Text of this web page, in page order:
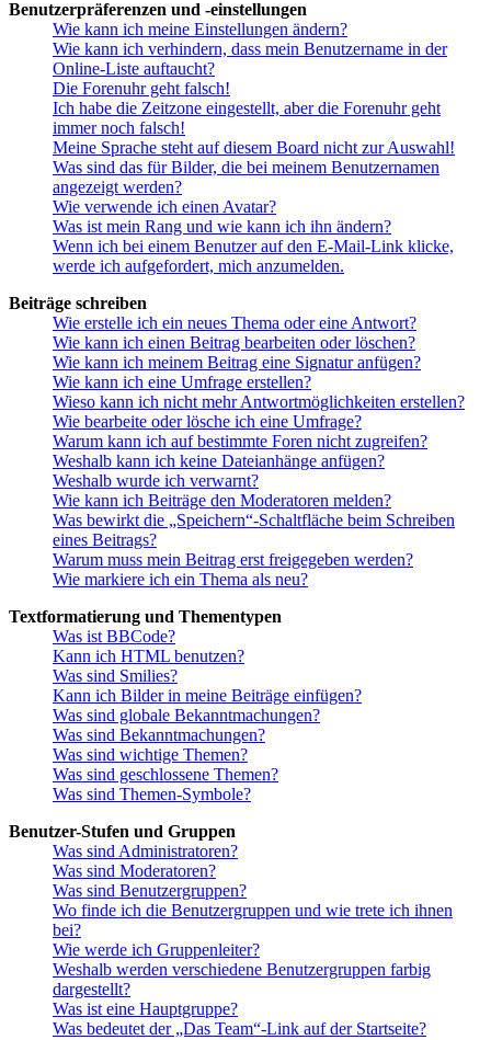
Benutzerpräferenzen und -einstellungen
Wie kann ich meine Einstellungen ändern?
Wie kann ich verhindern, dass mein Benutzername in der
Online-Liste auftaucht?
Die Forenuhr geht falsch!
Ich habe die Zeitzone eingestellt, aber die Forenuhr geht
immer noch falsch!
Meine Sprache steht auf diesem Board nicht zur Auswahl!
Was sind das für Bilder, die bei meinem Benutzernamen
angezeigt werden?
Wie verwende ich einen Avatar?
Was ist mein Rang und wie kann ich ihn ändern?
Wenn ich bei einem Benutzer auf den E-Mail-Link klicke,
werde ich aufgefordert, mich anzumelden.
Beiträge schreiben
Wie erstelle ich ein neues Thema oder eine Antwort?
Wie kann ich einen Beitrag bearbeiten oder löschen?
Wie kann ich meinem Beitrag eine Signatur anfügen?
Wie kann ich eine Umfrage erstellen?
Wieso kann ich nicht mehr Antwortmöglichkeiten erstellen?
Wie bearbeite oder lösche ich eine Umfrage?
Warum kann ich auf bestimmte Foren nicht zugreifen?
Weshalb kann ich keine Dateianhänge anfügen?
Weshalb wurde ich verwarnt?
Wie kann ich Beiträge den Moderatoren melden?
Was bewirkt die „Speichern“-Schaltfläche beim Schreiben
eines Beitrags?
Warum muss mein Beitrag erst freigegeben werden?
Wie markiere ich ein Thema als neu?
Textformatierung und Thementypen
Was ist BBCode?
Kann ich HTML benutzen?
Was sind Smilies?
Kann ich Bilder in meine Beiträge einfügen?
Was sind globale Bekanntmachungen?
Was sind Bekanntmachungen?
Was sind wichtige Themen?
Was sind geschlossene Themen?
Was sind Themen-Symbole?
Benutzer-Stufen und Gruppen
Was sind Administratoren?
Was sind Moderatoren?
Was sind Benutzergruppen?
Wo finde ich die Benutzergruppen und wie trete ich ihnen
bei?
Wie werde ich Gruppenleiter?
Weshalb werden verschiedene Benutzergruppen farbig
dargestellt?
Was ist eine Hauptgruppe?
Was bedeutet der „Das Team“-Link auf der Startseite?